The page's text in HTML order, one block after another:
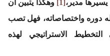
مدير،[1]
وهكذا يتبين أن
دوره واختصاصاته، فهل تصب
الاستراتيجي لهذه